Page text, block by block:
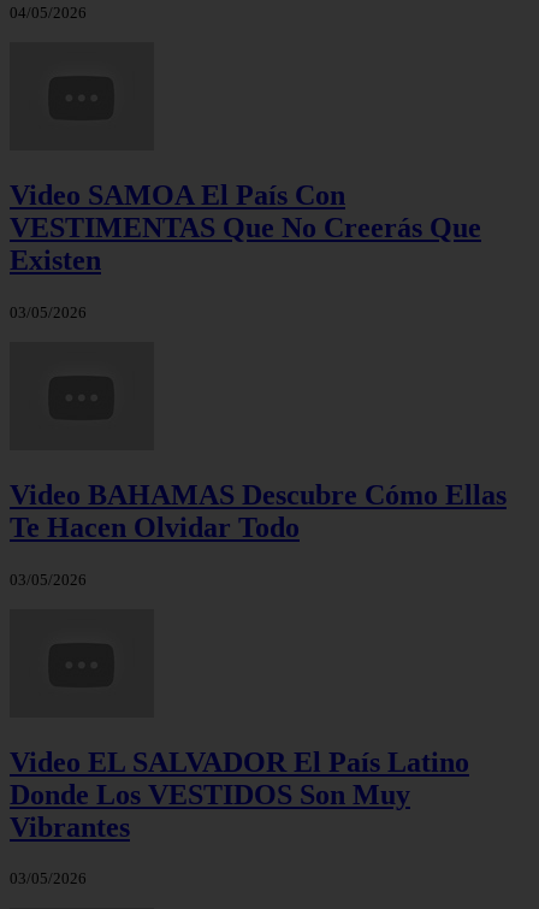
04/05/2026
Video SAMOA El País Con
VESTIMENTAS Que No Creerás Que
Existen
03/05/2026
Video BAHAMAS Descubre Cómo Ellas
Te Hacen Olvidar Todo
03/05/2026
Video EL SALVADOR El País Latino
Donde Los VESTIDOS Son Muy
Vibrantes
03/05/2026